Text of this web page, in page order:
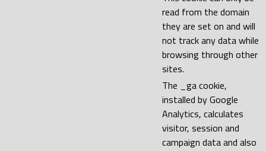
read from the domain
they are set on and will
not track any data while
browsing through other
sites.
The _ga cookie,
installed by Google
Analytics, calculates
visitor, session and
campaign data and also